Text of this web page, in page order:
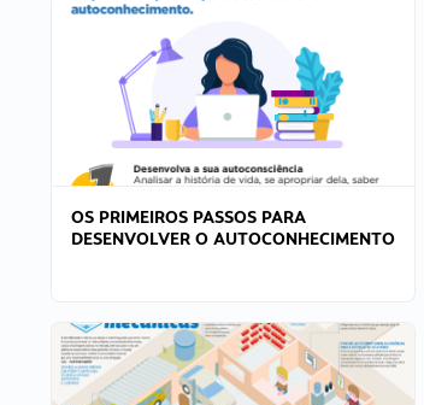
OS PRIMEIROS PASSOS PARA
DESENVOLVER O AUTOCONHECIMENTO